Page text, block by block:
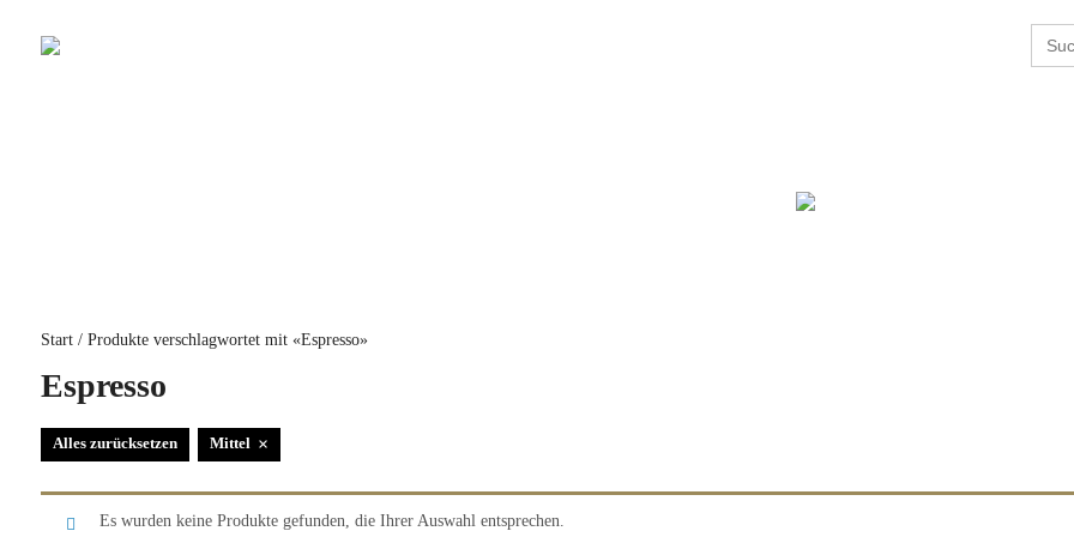
for:
Start/ Produkte verschlagwortet mit «Espresso»
Espresso
Alles zurücksetzen Mittel ×
Es wurden keine Produkte gefunden, die Ihrer Auswahl entsprechen.